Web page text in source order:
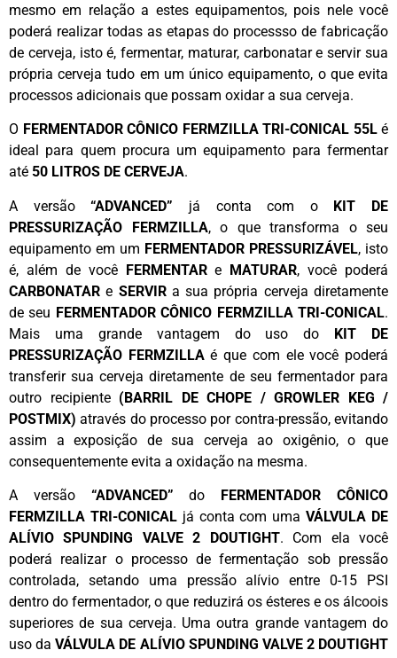
mesmo em relação a estes equipamentos, pois nele você
poderá realizar todas as etapas do processso de fabricação
de cerveja, isto é, fermentar, maturar, carbonatar e servir sua
própria cerveja tudo em um único equipamento, o que evita
processos adicionais que possam oxidar a sua cerveja.
O FERMENTADOR CÔNICO FERMZILLA TRI-CONICAL 55Lé
ideal para quem procura um equipamento para fermentar
até 50 LITROS DE CERVEJA.
A versão“ADVANCED” já conta com o KIT DE
PRESSURIZAÇÃO FERMZILLA, o que transforma o seu
equipamento em um FERMENTADOR PRESSURIZÁVEL, isto
é, além de você FERMENTARe MATURAR, você poderá
CARBONATAR e SERVIRa sua própria cerveja diretamente
de seu FERMENTADOR CÔNICO FERMZILLA TRI-CONICAL.
Mais uma grande vantagem do uso do KIT DE
PRESSURIZAÇÃO FERMZILLAé que com ele você poderá
transferir sua cerveja diretamente de seu fermentador para
outro recipiente (BARRIL DE CHOPE / GROWLER KEG /
POSTMIX) através do processo por contra-pressão, evitando
assim a exposição de sua cerveja ao oxigênio, o que
consequentemente evita a oxidação na mesma.
A versão “ADVANCED” do FERMENTADOR CÔNICO
FERMZILLA TRI-CONICALjá conta com umaVÁLVULA DE
ALÍVIO SPUNDING VALVE 2 DOUTIGHT. Com ela você
poderá realizar o processo de fermentação sob pressão
controlada, setando uma pressão alívio entre 0-15 PSI
dentro do fermentador, o que reduzirá os ésteres e os álcoois
superiores de sua cerveja. Uma outra grande vantagem do
uso daVÁLVULA DE ALÍVIO SPUNDING VALVE 2 DOUTIGHT